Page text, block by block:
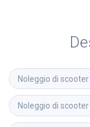
Noleggio di scooter
Noleggio di scooter